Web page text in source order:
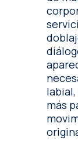
más